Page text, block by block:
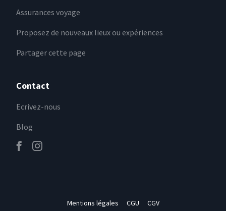
Assurances voyage
Proposez de nouveaux lieux ou expériences
Partager cette page
Contact
Ecrivez-nous
Blog
Mentions légales CGU CGV